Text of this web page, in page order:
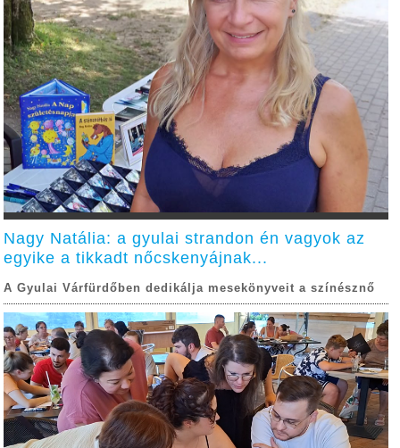
Nagy Natália: a gyulai strandon én vagyok az
egyike a tikkadt nőcskenyájnak...
A Gyulai Várfürdőben dedikálja mesekönyveit a színésznő